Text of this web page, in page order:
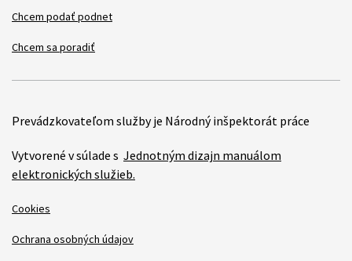
Chcem podať podnet
Chcem sa poradiť
Prevádzkovateľom služby je Národný inšpektorát práce
Vytvorené v súlade s Jednotným dizajn manuálom
elektronických služieb.
Cookies
Ochrana osobných údajov